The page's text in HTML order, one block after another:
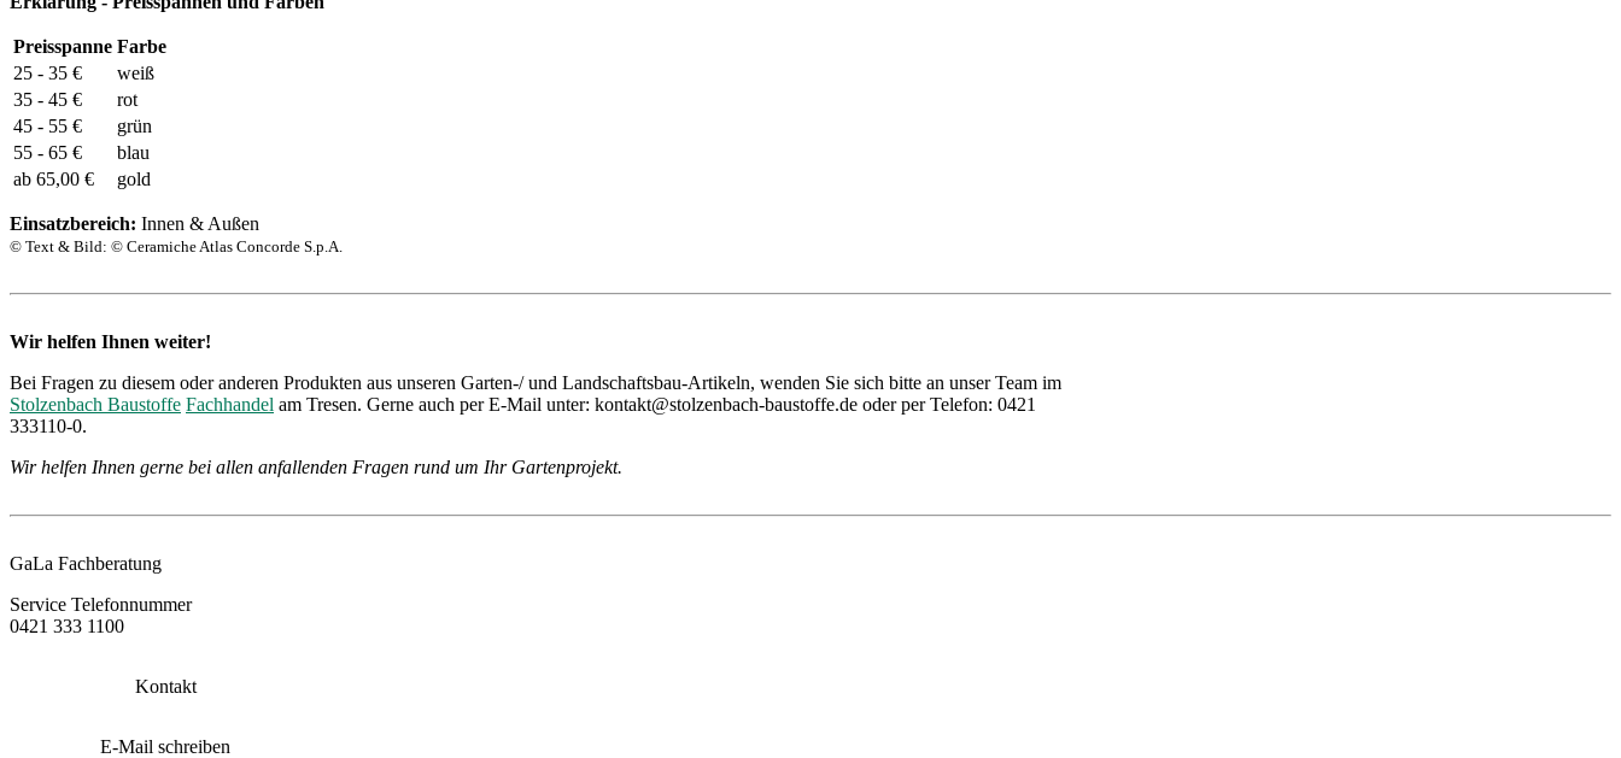
Preisspanne Farbe
25 - 35 €
weiß
35 - 45 €
rot
45 - 55 €
grün
55 - 65 €
blau
ab 65,00 €
gold
Einsatzbereich: Innen & Außen
© Text & Bild: © Ceramiche Atlas Concorde S.p.A.
Wir helfen Ihnen weiter!
Bei Fragen zu diesem oder anderen Produkten aus unseren Garten-/ und Landschaftsbau-Artikeln, wenden Sie sich bitte an unser Team im
Stolzenbach Baustoffe Fachhandel am Tresen. Gerne auch per E-Mail unter: kontakt@stolzenbach-baustoffe.de oder per Telefon: 0421
333110-0.
Wir helfen Ihnen gerne bei allen anfallenden Fragen rund um Ihr Gartenprojekt.
GaLa Fachberatung
Service Telefonnummer
0421 333 1100
Kontakt
E-Mail schreiben